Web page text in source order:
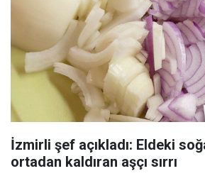
İzmirli şef açıkladı: Eldeki
ortadan kaldıran aşçı sırrı